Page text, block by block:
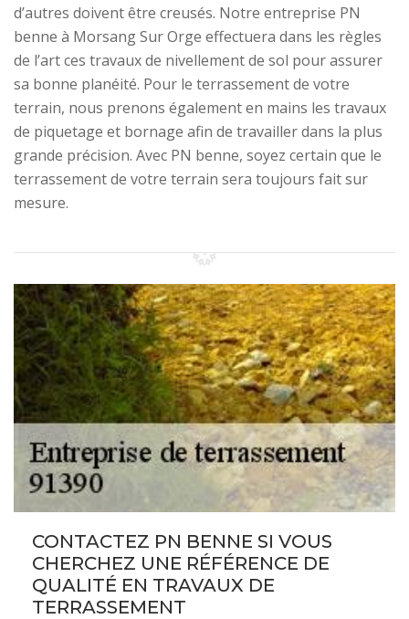
d’autres doivent être creusés. Notre entreprise PN
benne à Morsang Sur Orge effectuera dans les règles
de l’art ces travaux de nivellement de sol pour assurer
sa bonne planéité. Pour le terrassement de votre
terrain, nous prenons également en mains les travaux
de piquetage et bornage afin de travailler dans la plus
grande précision. Avec PN benne, soyez certain que le
terrassement de votre terrain sera toujours fait sur
mesure.
CONTACTEZ PN BENNE SI VOUS
CHERCHEZ UNE RÉFÉRENCE DE
QUALITÉ EN TRAVAUX DE
TERRASSEMENT